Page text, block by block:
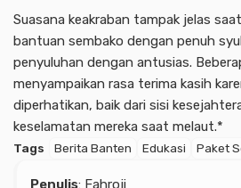
Suasana keakraban tampak jelas
bantuan sembako dengan penuh
penyuluhan dengan antusias.
menyampaikan rasa terima kasih
diperhatikan, baik dari sisi
keselamatan mereka saat melaut.*
Tags Berita Banten Edukasi Paket
Penulis: Fahroji